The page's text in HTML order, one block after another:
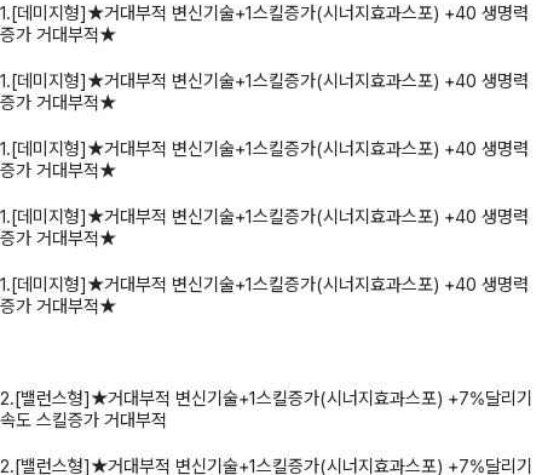
1.[데미지형]★거대부적 변신기술+1스킬증가(시너지효과스포) +40 생명력
증가 거대부적★
1.[데미지형]★거대부적 변신기술+1스킬증가(시너지효과스포) +40 생명력
증가 거대부적★
1.[데미지형]★거대부적 변신기술+1스킬증가(시너지효과스포) +40 생명력
증가 거대부적★
1.[데미지형]★거대부적 변신기술+1스킬증가(시너지효과스포) +40 생명력
증가 거대부적★
1.[데미지형]★거대부적 변신기술+1스킬증가(시너지효과스포) +40 생명력
증가 거대부적★
2.[밸런스형]★거대부적 변신기술+1스킬증가(시너지효과스포) +7%달리기
속도 스킬증가 거대부적
2.[밸런스형]★거대부적 변신기술+1스킬증가(시너지효과스포) +7%달리기